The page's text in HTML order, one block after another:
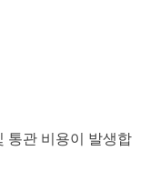
통관 비용이 발생합